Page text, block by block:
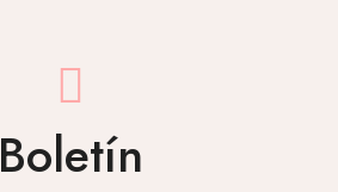
Boletín